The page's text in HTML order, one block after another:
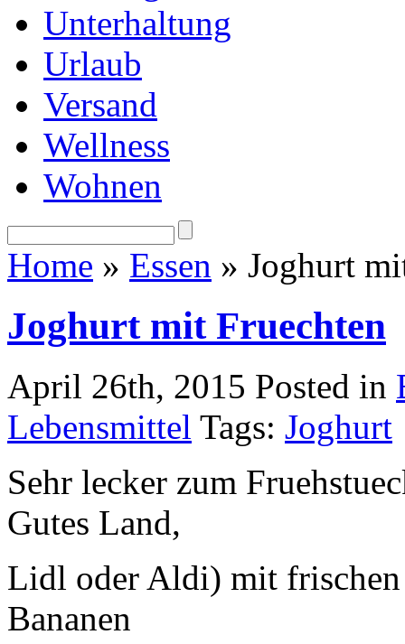
Unterhaltung
Urlaub
Versand
Wellness
Wohnen
Home » Essen » Joghurt
Joghurt mit Fruechten
April 26th, 2015 Posted in
Lebensmittel Tags: Joghurt
Sehr lecker zum
Gutes Land,
Lidl oder Aldi) mit
Bananen